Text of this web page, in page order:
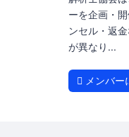
ーを企画・
ンセル・返
が異なり...
メンバー